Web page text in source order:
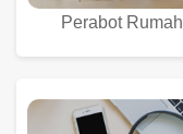
Perabot Rumah